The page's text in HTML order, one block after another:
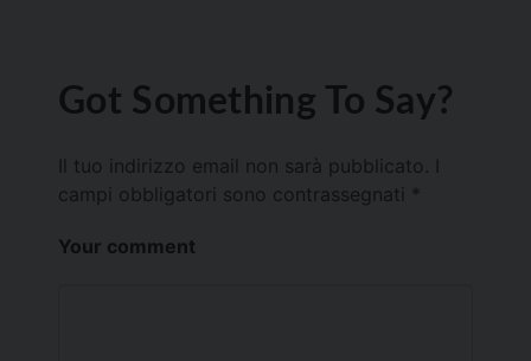
Got Something To Say?
Il tuo indirizzo email non sarà pubblicato.
campi obbligatori sono contrassegnati *
Your comment